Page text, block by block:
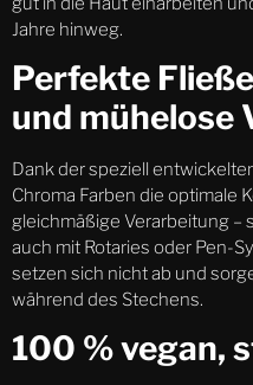
Jahre hinweg.
Perfekte
und mühelose
Dank der speziell
Chroma Farben die optimale
gleichmäßige Verarbeitung –
auch mit Rotaries oder Pen-
setzen sich nicht ab und
während des Stechens.
100 % vegan,